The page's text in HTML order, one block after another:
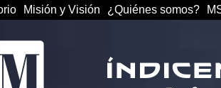
Misión y Visión ¿Quiénes somos?